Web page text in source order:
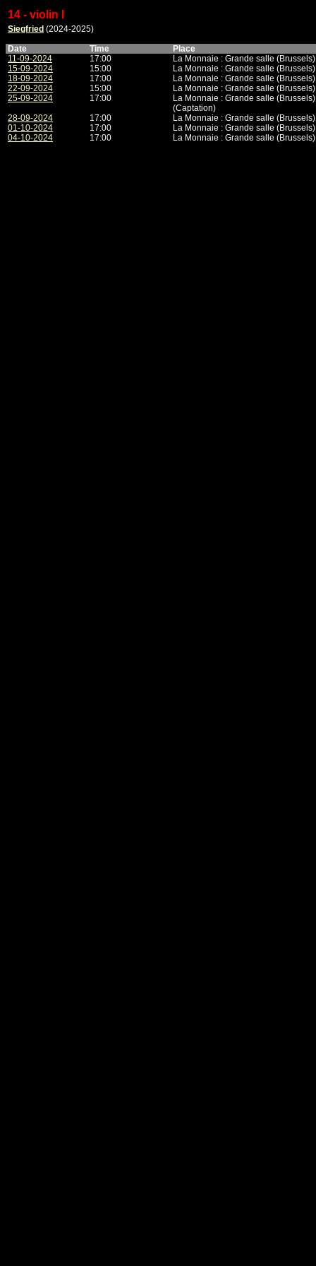
14 - violin I
Siegfried (2024-2025)
Date
Time
Place
11-09-2024
17:00
La Monnaie : Grande salle (Brussels)
15-09-2024
15:00
La Monnaie : Grande salle (Brussels)
18-09-2024
17:00
La Monnaie : Grande salle (Brussels)
22-09-2024
15:00
La Monnaie : Grande salle (Brussels)
25-09-2024
17:00
La Monnaie : Grande salle (Brussels)
(Captation)
28-09-2024
17:00
La Monnaie : Grande salle (Brussels)
01-10-2024
17:00
La Monnaie : Grande salle (Brussels)
04-10-2024
17:00 La Monnaie : Grande salle (Brussels)